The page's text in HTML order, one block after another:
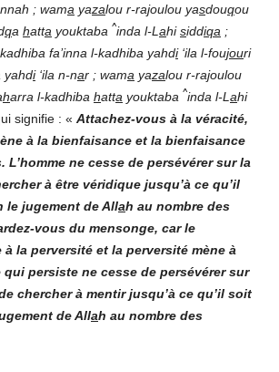
; wama yazalou r-rajoulou yasdouqou
qa hatta youktaba ^inda l-L ahisiddiqa ;
fa’inna l-kadhiba yahdi‘ila l-foujouri
yahdi‘ila n-nar ; wama yazalou r-rajoulou
harra l-kadhiba hatta youktaba ^inda l-L ahi
signifie : « Attachez-vous à la véracité,
à la bienfaisance et la bienfaisance
L’homme ne cesse de persévérer sur la
à être véridique jusqu’à ce qu’il
le jugement de Allah au nombre des
vous du mensonge, car le
à la perversité et la perversité mène à
qui persiste ne cesse de persévérer sur
chercher à mentir jusqu’à ce qu’il soit
de Allah au nombre des